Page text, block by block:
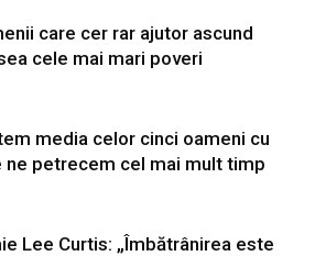
care cer rar ajutor ascund
cele mai mari poveri
media celor cinci oameni cu
ne petrecem cel mai mult timp
Lee Curtis: „Îmbătrânirea este